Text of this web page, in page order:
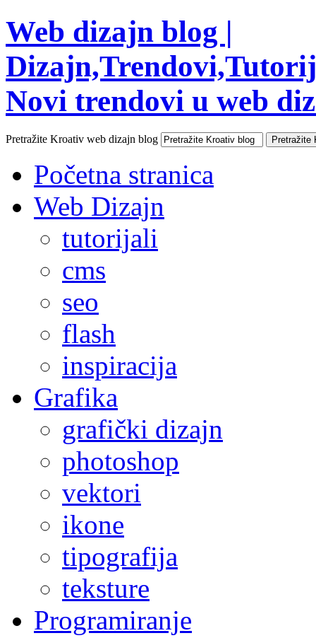
Web dizajn blog |
Novi trendovi u web
Pretražite Kroativ web dizajn blog
Početna stranica
Web Dizajn
tutorijali
cms
seo
flash
inspiracija
Grafika
grafički dizajn
photoshop
vektori
ikone
tipografija
teksture
Programiranje